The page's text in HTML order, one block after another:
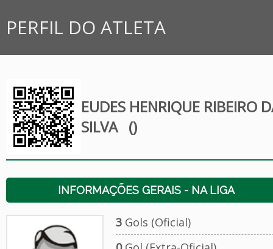
PERFIL DO ATLETA
EUDES HENRIQUE RIBEIRO
SILVA ()
INFORMAÇÕES GERAIS - NA LIGA
3Gols (Oficial)